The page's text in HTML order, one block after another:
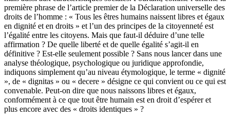
première phrase de l’article premier de la Déclaration universelle des
droits de l’homme : « Tous les êtres humains naissent libres et égaux
en dignité et en droits » et l’un des principes de la citoyenneté est
l’égalité entre les citoyens. Mais que faut-il déduire d’une telle
affirmation ? De quelle liberté et de quelle égalité s’agit-il en
définitive ? Est-elle seulement possible ? Sans nous lancer dans une
analyse théologique, psychologique ou juridique approfondie,
indiquons simplement qu’au niveau étymologique, le terme « dignité
», de « dignitas » ou « decere » désigne ce qui convient ou ce qui est
convenable. Peut-on dire que nous naissons libres et égaux,
conformément à ce que tout être humain est en droit d’espérer et
plus encore avec des « droits identiques » ?